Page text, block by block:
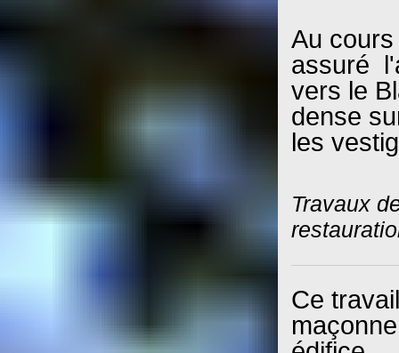
Au
assuré
vers le
dense
les
Travaux
Ce